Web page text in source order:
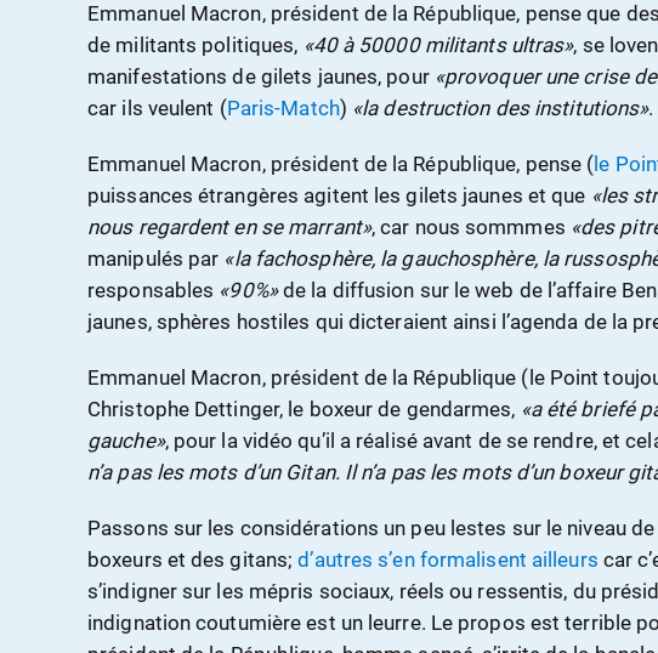
Emmanuel Macron, président de la République, pense que
de militants politiques, «40 à 50000 militants ultras», se
manifestations de gilets jaunes, pour «provoquer une crise
car ils veulent (Paris-Match) «la destruction des institutions».
Emmanuel Macron, président de la République, pense ( le
puissances étrangères agitent les gilets jaunes et que «les
nous regardent en se marrant», car nous sommmes «des
manipulés par «la fachosphère, la gauchosphère, la
responsables «90%»de la diffusion sur le web de l’affaire
jaunes, sphères hostiles qui dicteraient ainsi l’agenda de la
Emmanuel Macron, président de la République (le Point
Christophe Dettinger, le boxeur de gendarmes, «a été briefé
gauche», pour la vidéo qu’il a réalisé avant de se rendre, et
n’a pas les mots d’un Gitan. Il n’a pas les mots d’un boxeur
Passons sur les considérations un peu lestes sur le niveau
boxeurs et des gitans;d’autres s’en formalisent ailleurs car
s’indigner sur les mépris sociaux, réels ou ressentis, du
indignation coutumière est un leurre. Le propos est terrible